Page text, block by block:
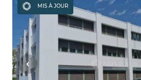
MIS À JOUR